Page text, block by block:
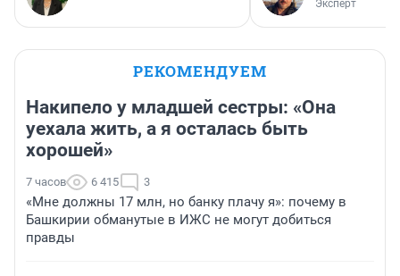
Эксперт
РЕКОМЕНДУЕМ
Накипело у младшей сестры: «Она
уехала жить, а я осталась быть
хорошей»
7 часов 6 415 3
«Мне должны 17 млн, но банку плачу я»: почему в
Башкирии обманутые в ИЖС не могут добиться
правды